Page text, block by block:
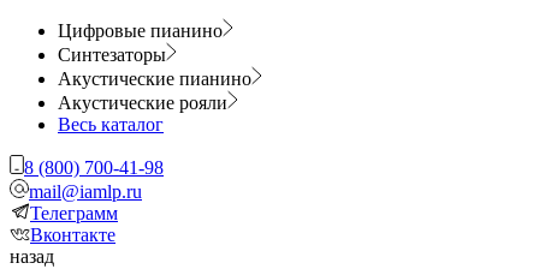
Цифровые пианино
Синтезаторы
Акустические пианино
Акустические рояли
Весь каталог
8 (800) 700-41-98
mail@iamlp.ru
Телеграмм
Вконтакте
назад